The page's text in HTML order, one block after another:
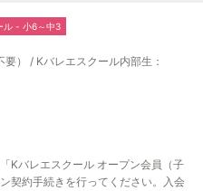
ル - 小6～中3
） / Kバレエスクール内部生：
バレエスクール オープン会員（子
契約手続きを行ってください。入会